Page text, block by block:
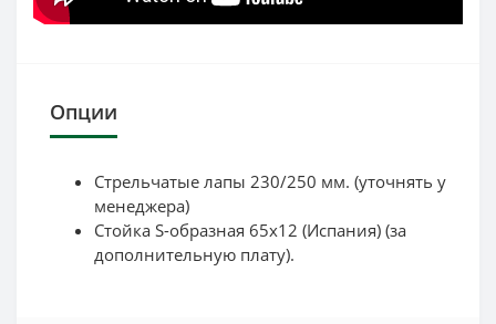
Опции
Стрельчатые лапы 230/250 мм. (уточнять у
менеджера)
Стойка S-образная 65х12 (Испания) (за
дополнительную плату).